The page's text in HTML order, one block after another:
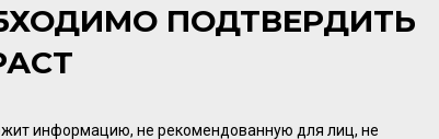
ПОДТВЕРДИТЬ
информацию, не рекомендованную для лиц, не